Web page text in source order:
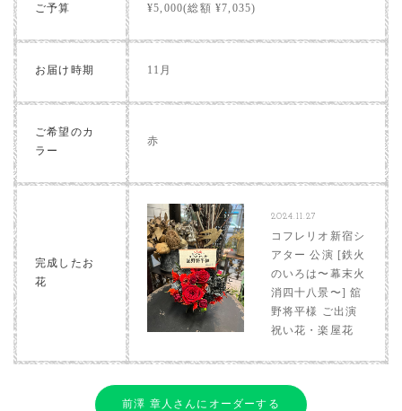
ご予算 ¥5,000(総額 ¥7,035)
お届け時期 11月
ご希望のカ
ラー
赤
完成したお
花
2024.11.27
コフレリオ新宿シ
アター 公演 [鉄火
のいろは〜幕末火
消四十八景〜] 舘
野将平様 ご出演
祝い花・楽屋花
前澤 章人さんにオーダーする